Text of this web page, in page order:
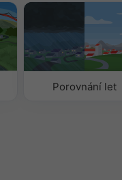
Porovnání let